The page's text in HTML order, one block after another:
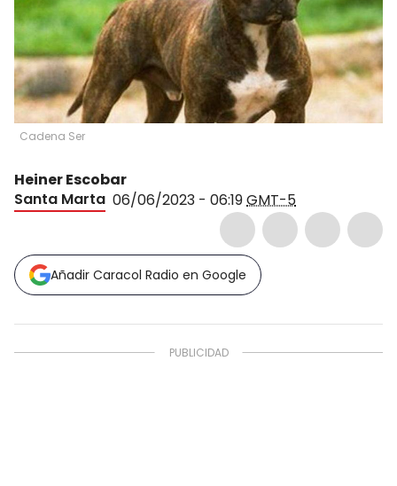
Cadena Ser
Heiner Escobar
Santa Marta 06/06/2023 - 06:19GMT-5
Añadir Caracol Radio en Google